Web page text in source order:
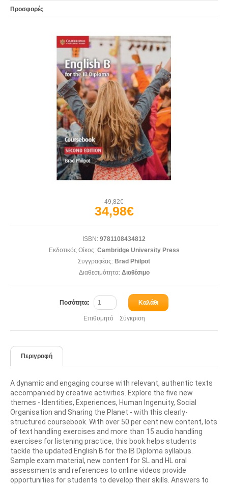
Προσφορές
49,82€
34,98€
ISBN: 9781108434812
Εκδοτικός Οίκος: Cambridge University Press
Συγγραφέας: Brad Philpot
Διαθεσιμότητα:Διαθέσιμο
Ποσότητα: Καλάθι
Επιθυμητό Σύγκριση
Περιγραφή
A dynamic and engaging course with relevant, authentic texts
accompanied by creative activities. Explore the five new
themes - Identities, Experiences, Human Ingenuity, Social
Organisation and Sharing the Planet - with this clearly-
structured coursebook. With over 50 per cent new content, lots
of text handling exercises and more than 15 audio handling
exercises for listening practice, this book helps students
tackle the updated English B for the IB Diploma syllabus.
Sample exam material, new content for SL and HL oral
assessments and references to online videos provide
opportunities for students to develop their skills. Answers to